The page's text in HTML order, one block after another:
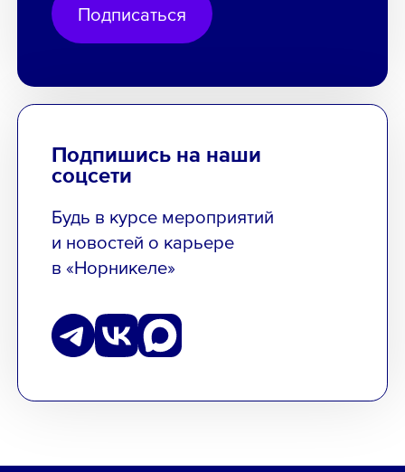
Подписаться
Подпишись на наши
соцсети
Будь в курсе мероприятий
и новостей о карьере
в «Норникеле»